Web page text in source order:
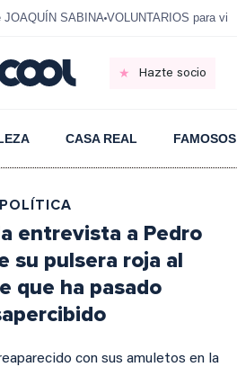
JOAQUÍN SABINA VOLUNTARIOS para
Hazte socio
CASA REAL FAMOSOS
POLÍTICA
entrevista a Pedro
su pulsera roja al
que ha pasado
con sus amuletos en la